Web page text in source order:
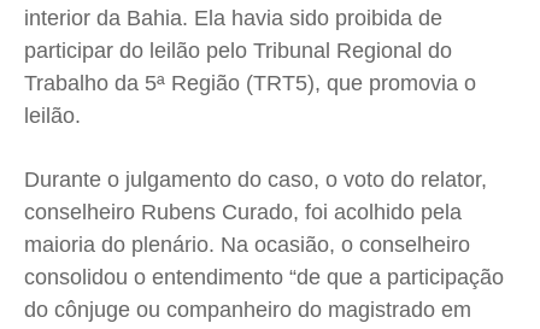
interior da Bahia. Ela havia sido proibida de
participar do leilão pelo Tribunal Regional do
Trabalho da 5ª Região (TRT5), que promovia o
leilão.
Durante o julgamento do caso, o voto do relator,
conselheiro Rubens Curado, foi acolhido pela
maioria do plenário. Na ocasião, o conselheiro
consolidou o entendimento “de que a participação
do cônjuge ou companheiro do magistrado em